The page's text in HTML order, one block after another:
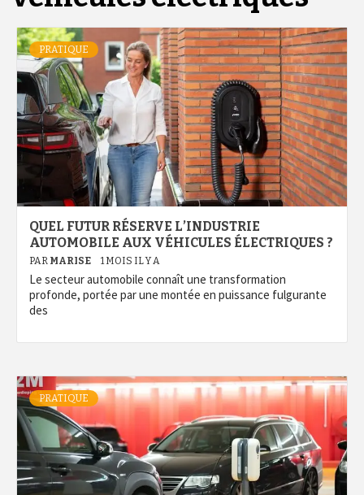
PRATIQUE
QUEL FUTUR RÉSERVE L’INDUSTRIE
AUTOMOBILE AUX VÉHICULES ÉLECTRIQUES ?
PAR MARISE 1 MOIS IL Y A
Le secteur automobile connaît une transformation
profonde, portée par une montée en puissance fulgurante
des
PRATIQUE